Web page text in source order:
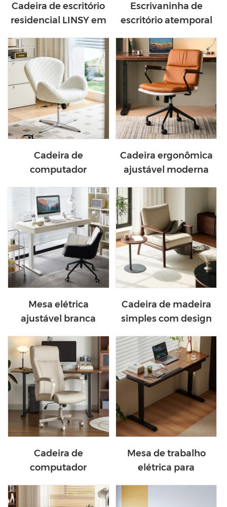
Cadeira de escritório
residencial LINSY em
estrutura em madeira
maciça BY132-A
Escrivaninha de
escritório atemporal
LINSY com gaveta
BG096-D
Cadeira de
computador
e confortável, em
tecido branco, modelo
LS462W3-A
Cadeira ergonômica
ajustável moderna
Mesa elétrica
ajustável branca
BG076-A
Cadeira de madeira
simples com design
Cadeira de
computador
e confortável em
Mesa de trabalho
elétrica para
altura ajustável de 1,4